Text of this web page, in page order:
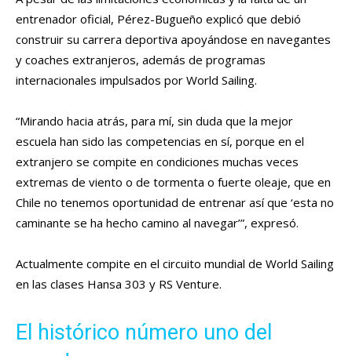
entrenador oficial, Pérez-Bugueño explicó que debió
construir su carrera deportiva apoyándose en navegantes
y coaches extranjeros, además de programas
internacionales impulsados por World Sailing.
“Mirando hacia atrás, para mí, sin duda que la mejor
escuela han sido las competencias en sí, porque en el
extranjero se compite en condiciones muchas veces
extremas de viento o de tormenta o fuerte oleaje, que en
Chile no tenemos oportunidad de entrenar así que ‘esta no
caminante se ha hecho camino al navegar’”, expresó.
Actualmente compite en el circuito mundial de World Sailing
en las clases Hansa 303 y RS Venture.
El histórico número uno del